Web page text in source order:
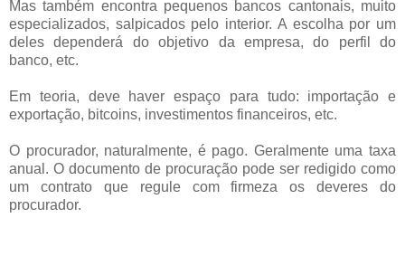
Mas também encontra pequenos bancos cantonais, muito
especializados, salpicados pelo interior. A escolha por um
deles dependerá do objetivo da empresa, do perfil do
banco, etc.
Em teoria, deve haver espaço para tudo: importação e
exportação, bitcoins, investimentos financeiros, etc.
O procurador, naturalmente, é pago. Geralmente uma taxa
anual. O documento de procuração pode ser redigido como
um contrato que regule com firmeza os deveres do
procurador.